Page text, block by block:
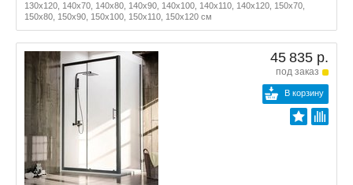
130x120, 140x70, 140x80, 140x90, 140x100, 140x110, 140x120, 150x70,
150x80, 150x90, 150x100, 150x110, 150x120 см
45 835 р.
под заказ
В корзину